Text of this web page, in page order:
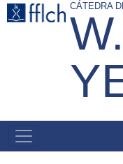
CÁTEDRA
MAIN
NAVIGATION